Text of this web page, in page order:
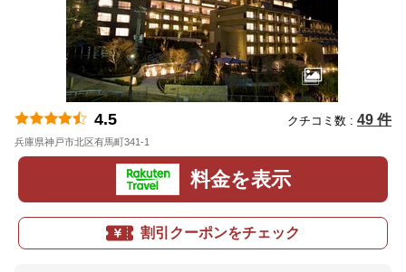
4.5 クチコミ数 : 49 件
兵庫県神戸市北区有馬町341-1
料金を表示
割引クーポンをチェック